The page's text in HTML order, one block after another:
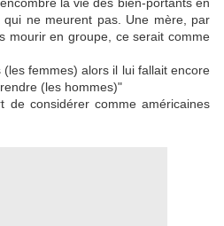
ne meurent pas. Une mère, par
mourir en groupe, ce serait comme
femmes) alors il lui fallait encore
(les hommes)"
de considérer comme américaines